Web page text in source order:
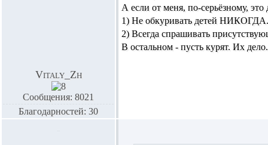
Vitaly_Zh
Сообщения: 8021
Благодарностей: 30
А если от меня, по-серьёзному, это
1) Не обкуривать детей НИКОГДА.
2) Всегда спрашивать
В остальном - пусть курят. Их